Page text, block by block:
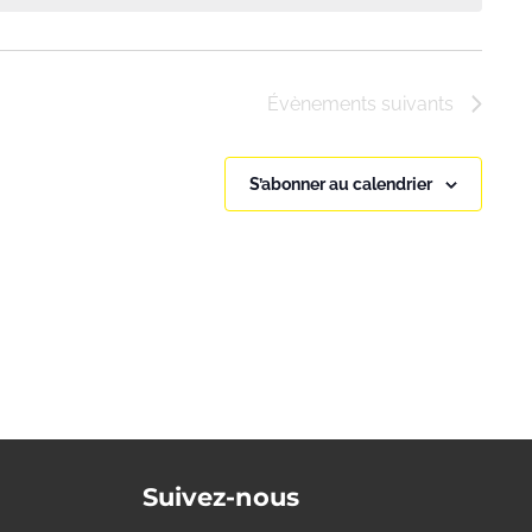
Évènements suivants
S’abonner au calendrier
Suivez-nous